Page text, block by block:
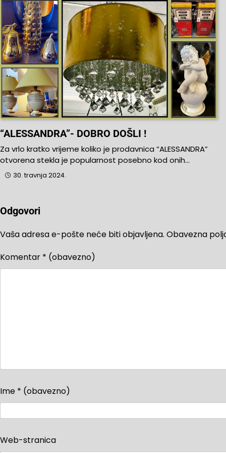
“ALESSANDRA”- DOBRO DOŠLI !
Za vrlo kratko vrijeme koliko je prodavnica “ALESSANDRA”
otvorena stekla je popularnost posebno kod onih…
30. travnja 2024.
Odgovori
Vaša adresa e-pošte neće biti objavljena. Obavezna
Komentar * (obavezno)
Ime * (obavezno)
Web-stranica